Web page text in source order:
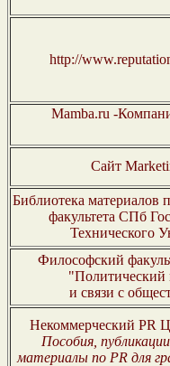
http://
Mamba.ru -
Сайт
Библиотека материалов
факультета СПб
Технического
Философский
"Политический
и связи с
Некоммерческий PR
Пособия,
материалы по PR для